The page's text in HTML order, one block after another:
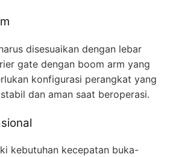
disesuaikan dengan lebar
gate dengan boom arm yang
konfigurasi perangkat yang
dan aman saat beroperasi.
kebutuhan kecepatan buka-